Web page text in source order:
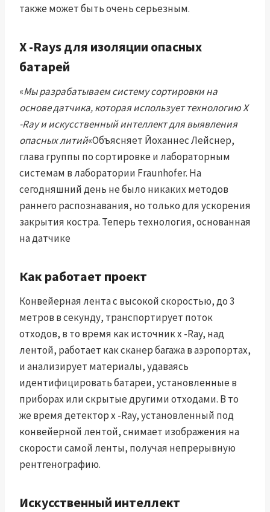
также может быть очень серьезным.
X -Rays для изоляции опасных
батарей
«Мы разрабатываем систему сортировки на
основе датчика, которая использует технологию X
-Ray и искусственный интеллект для выявления
опасных литий«Объясняет Йоханнес Лейснер,
глава группы по сортировке и лабораторным
системам в лаборатории Fraunhofer. На
сегодняшний день не было никаких методов
раннего распознавания, но только для ускорения
закрытия костра. Теперь технология, основанная
на датчике
Как работает проект
Конвейерная лента с высокой скоростью, до 3
метров в секунду, транспортирует поток
отходов, в то время как источник x -Ray, над
лентой, работает как сканер багажа в аэропортах,
и анализирует материалы, удаваясь
идентифицировать батареи, установленные в
приборах или скрытые другими отходами. В то
же время детектор x -Ray, установленный под
конвейерной лентой, снимает изображения на
скорости самой ленты, получая непрерывную
рентгенографию.
Искусственный интеллект